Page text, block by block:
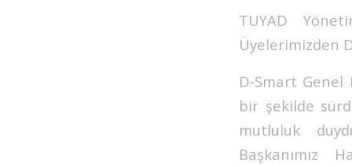
TUYAD
Üyelerimizden
D-Smart Genel
bir şekilde
mutluluk
Başkanımız